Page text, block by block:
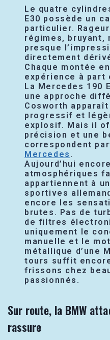
Le quatre
E30 possède un
particulier.
régimes, bruyant,
presque
directement
Chaque montée
expérience à part
La Mercedes 190
une approche
Cosworth
progressif et
explosif. Mais il
précision et une
correspondent
Mercedes .
Aujourd’hui
atmosphériques
appartiennent à
sportives
encore les
brutes. Pas de
de filtres
uniquement le
manuelle et le
métallique d’une
tours suffit
frissons chez
passionnés.
Sur route, la BMW
rassure